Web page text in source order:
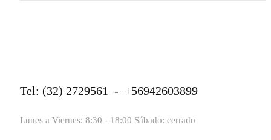
Tel: (32) 2729561 - +56942603899
Lunes a Viernes: 8:30 - 18:00 Sábado: cerrado